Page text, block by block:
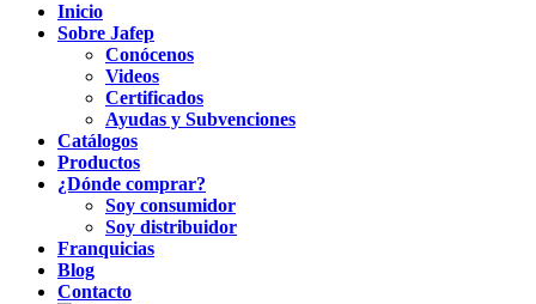
Inicio
Sobre Jafep
Conócenos
Videos
Certificados
Ayudas y Subvenciones
Catálogos
Productos
¿Dónde comprar?
Soy consumidor
Soy distribuidor
Franquicias
Blog
Contacto